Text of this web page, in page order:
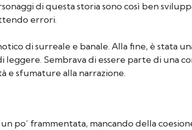
di questa storia sono così ben
errori.
di surreale e banale. Alla fine, è stata
Sembrava di essere parte di una
e sfumature alla narrazione.
po’ frammentata, mancando della